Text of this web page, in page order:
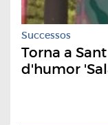
Successos
Torna a
d'humor